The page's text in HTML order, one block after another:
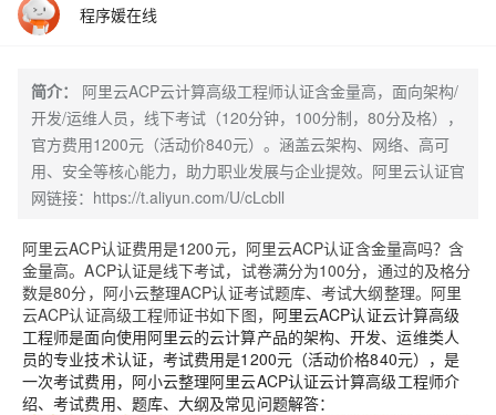
程序媛在线
简介：
阿里云ACP云计算高级工程师认证含金量高，面向架构/
开发/运维人员，线下考试（120分钟，100分制，80分及格），
官方费用1200元（活动价840元）。涵盖云架构、网络、高可
用、安全等核心能力，助力职业发展与企业提效。阿里云认证官
网链接：https://t.aliyun.com/U/cLcbll
阿里云ACP认证费用是1200元，阿里云ACP认证含金量高吗？含
金量高。ACP认证是线下考试，试卷满分为100分，通过的及格分
数是80分，阿小云整理ACP认证考试题库、考试大纲整理。阿里
云ACP认证高级工程师证书如下图， 阿里云ACP认证云计算高级
工程师是面向使用阿里云的云计算产品的架构、开发、运维类人
员的专业技术认证，考试费用是1200元（活动价格840元），是
一次考试费用，阿小云整理阿里云ACP认证云计算高级工程师介
绍、考试费用、题库、大纲及常见问题解答：